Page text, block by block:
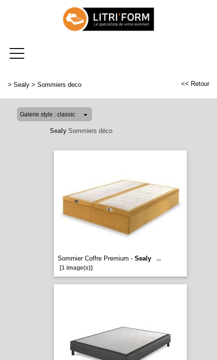
> Sealy > Sommiers deco << Retour
SealySommiers déco
Sommier Coffre Premium - Sealy
...
[1 image(s)]